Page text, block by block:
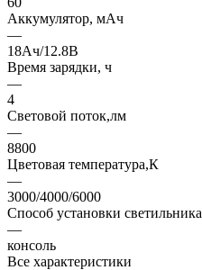
Аккумулятор, мАч
—
18Ач/12.8В
Время зарядки, ч
—
4
Световой поток,лм
—
8800
Цветовая температура,К
—
3000/4000/6000
Способ установки светильника
—
консоль
Все характеристики